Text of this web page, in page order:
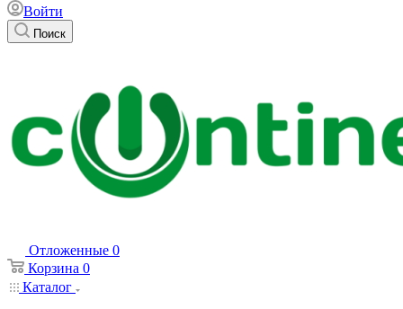
Войти
Поиск
Отложенные 0
Корзина 0
Каталог